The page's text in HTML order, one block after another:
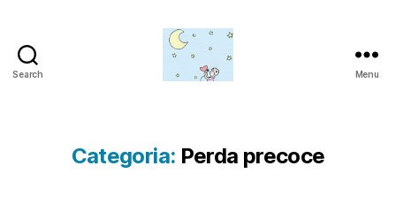
Search
da
lua
Menu
Categoria: Perda precoce